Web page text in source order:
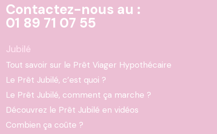
Contactez-nous au :
01 89 71 07 55
Jubilé
Tout savoir sur le Prêt Viager Hypothécaire
Le Prêt Jubilé, c’est quoi ?
Le Prêt Jubilé, comment ça marche ?
Découvrez le Prêt Jubilé en vidéos
Combien ça coûte ?